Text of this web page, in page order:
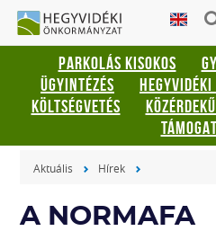
Gyorsbillentyűk
listája
Keresés:
"S"
Bejelentkezés:
HEGYVIDÉKI
PARKOLÁS KISOKOS
ÜGYINTÉZÉS
HEGYVIDÉKI
KÖLTSÉGVETÉS
Aktuális Hírek
A NORMAFA